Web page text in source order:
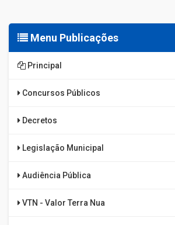
Menu Publicações
Principal
Concursos Públicos
Decretos
Legislação Municipal
Audiência Pública
VTN - Valor Terra Nua